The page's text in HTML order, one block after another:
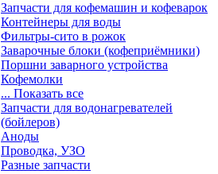
Запчасти для кофемашин и кофеварок
Контейнеры для воды
Фильтры-сито в рожок
Заварочные блоки (кофеприёмники)
Поршни заварного устройства
Кофемолки
... Показать все
Запчасти для водонагревателей
(бойлеров)
Аноды
Проводка, УЗО
Разные запчасти